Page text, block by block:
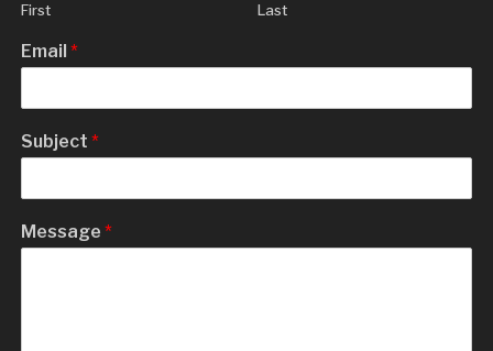
First Last
Email*
Subject*
Message*